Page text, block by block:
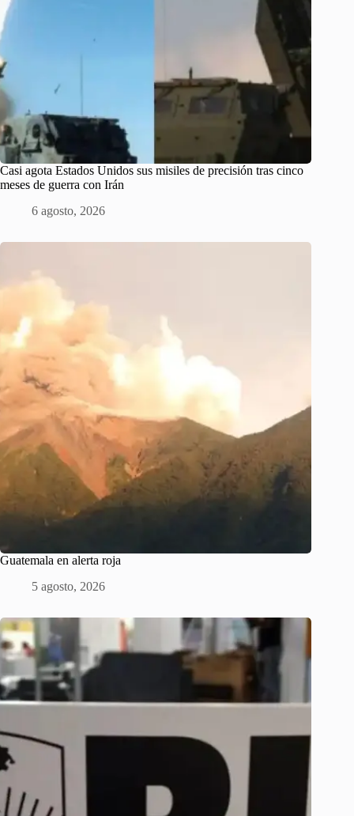
Casi agota Estados Unidos sus misiles de precisión tras cinco
meses de guerra con Irán
6 agosto, 2026
Guatemala en alerta roja
5 agosto, 2026